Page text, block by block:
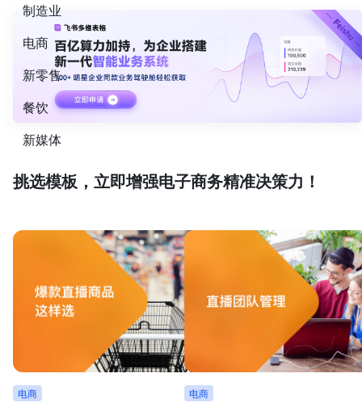
制造业
电商
新零售
餐饮
新媒体
挑选模板，立即增强电子商务精准决策力！
电商 电商